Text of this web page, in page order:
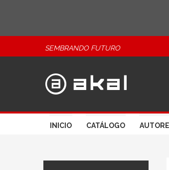
SEMBRANDO FUTURO
INICIO CATÁLOGO